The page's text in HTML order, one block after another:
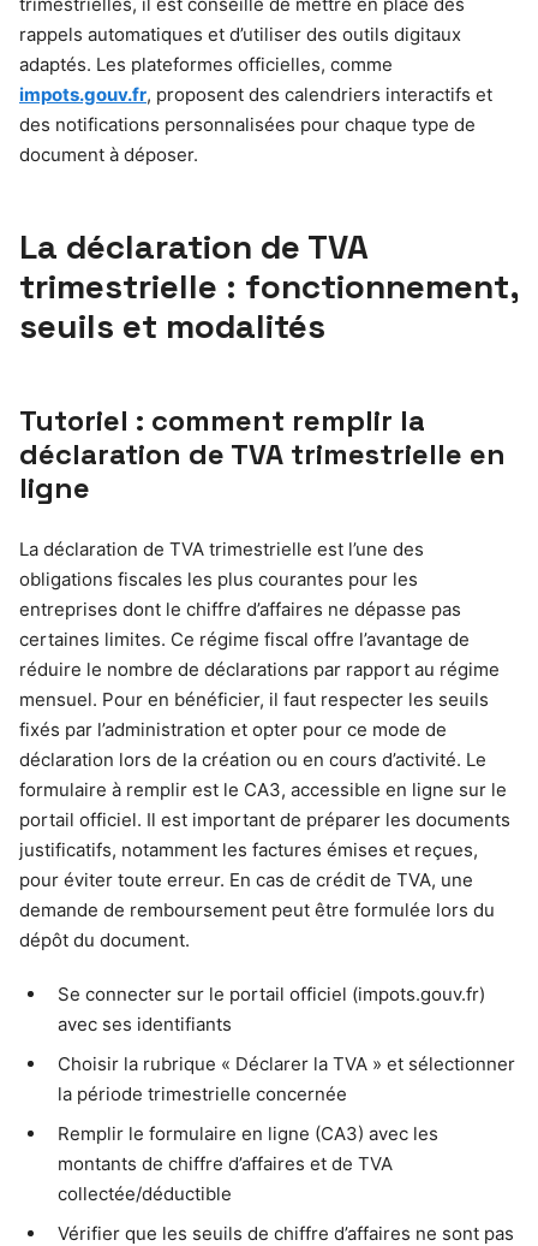
trimestrielles, il est conseillé de mettre en place des
rappels automatiques et d’utiliser des outils digitaux
adaptés. Les plateformes officielles, comme
impots.gouv.fr, proposent des calendriers interactifs et
des notifications personnalisées pour chaque type de
document à déposer.
La déclaration de TVA
trimestrielle : fonctionnement,
seuils et modalités
Tutoriel : comment remplir la
déclaration de TVA trimestrielle en
ligne
La déclaration de TVA trimestrielle est l’une des
obligations fiscales les plus courantes pour les
entreprises dont le chiffre d’affaires ne dépasse pas
certaines limites. Ce régime fiscal offre l’avantage de
réduire le nombre de déclarations par rapport au régime
mensuel. Pour en bénéficier, il faut respecter les seuils
fixés par l’administration et opter pour ce mode de
déclaration lors de la création ou en cours d’activité. Le
formulaire à remplir est le CA3, accessible en ligne sur le
portail officiel. Il est important de préparer les documents
justificatifs, notamment les factures émises et reçues,
pour éviter toute erreur. En cas de crédit de TVA, une
demande de remboursement peut être formulée lors du
dépôt du document.
Se connecter sur le portail officiel (impots.gouv.fr)
avec ses identifiants
Choisir la rubrique « Déclarer la TVA » et sélectionner
la période trimestrielle concernée
Remplir le formulaire en ligne (CA3) avec les
montants de chiffre d’affaires et de TVA
collectée/déductible
Vérifier que les seuils de chiffre d’affaires ne sont pas